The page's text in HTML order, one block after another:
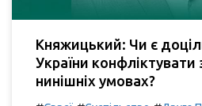
Княжицький: Чи є
України
нинішніх умовах?